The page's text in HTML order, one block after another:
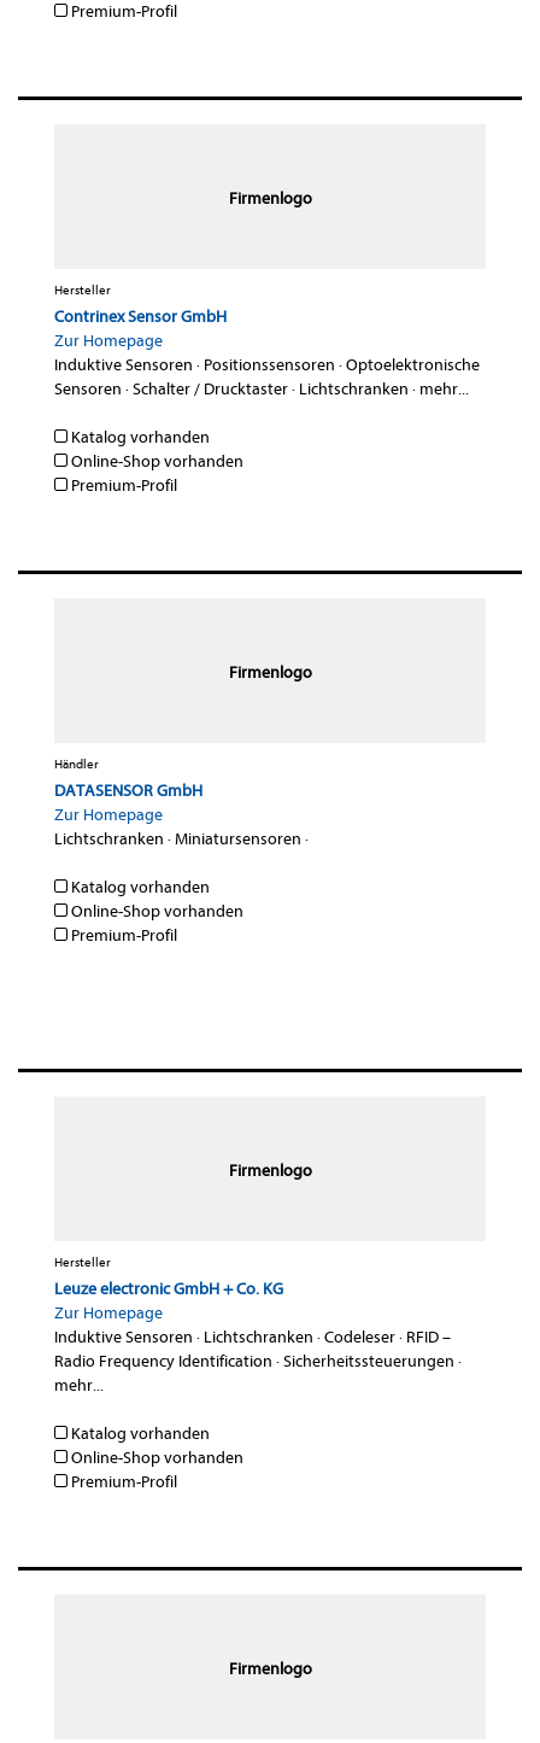
Premium-Profil
Firmenlogo
Hersteller
Contrinex Sensor GmbH
Zur Homepage
Induktive Sensoren · Positionssensoren ·Optoelektronische
Sensoren ·Schalter / Drucktaster· Lichtschranken · mehr...
Katalog vorhanden
Online-Shop vorhanden
Premium-Profil
Firmenlogo
Händler
DATASENSOR GmbH
Zur Homepage
Lichtschranken ·Miniatursensoren ·
Katalog vorhanden
Online-Shop vorhanden
Premium-Profil
Firmenlogo
Hersteller
Leuze electronic GmbH + Co. KG
Zur Homepage
Induktive Sensoren · Lichtschranken ·Codeleser· RFID –
Radio Frequency Identification ·Sicherheitssteuerungen ·
mehr...
Katalog vorhanden
Online-Shop vorhanden
Premium-Profil
Firmenlogo